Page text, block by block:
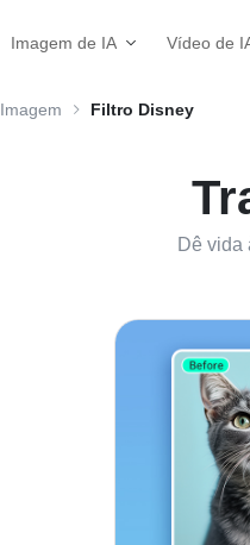
Imagem de IA Vídeo de
Imagem Filtro Disney
Dê vida